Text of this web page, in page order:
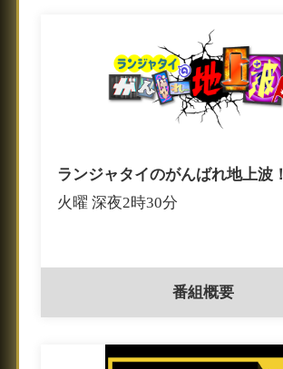
ランジャタイのがんばれ地上波！
火曜 深夜2時30分
番組概要